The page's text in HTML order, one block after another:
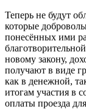
Теперь не будут
которые
понесённых ими
новому закону,
получают в виде
как в денежной,
итогам участия в
оплаты проезда